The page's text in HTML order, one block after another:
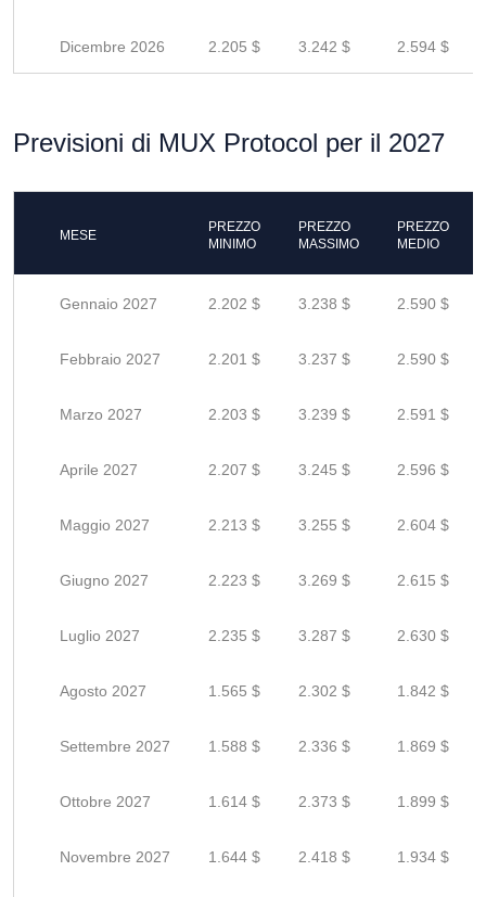
Dicembre 2026 2.205 $ 3.242 $ 2.594 $
Previsioni di MUX Protocol per il 2027
MESE
PREZZO
MINIMO
PREZZO
MASSIMO
PREZZO
MEDIO
Gennaio 2027 2.202 $ 3.238 $ 2.590 $
Febbraio 2027 2.201 $ 3.237 $ 2.590 $
Marzo 2027 2.203 $ 3.239 $ 2.591 $
Aprile 2027 2.207 $ 3.245 $ 2.596 $
Maggio 2027 2.213 $ 3.255 $ 2.604 $
Giugno 2027 2.223 $ 3.269 $ 2.615 $
Luglio 2027 2.235 $ 3.287 $ 2.630 $
Agosto 2027 1.565 $ 2.302 $ 1.842 $
Settembre 2027 1.588 $ 2.336 $ 1.869 $
Ottobre 2027 1.614 $ 2.373 $ 1.899 $
Novembre 2027 1.644 $ 2.418 $ 1.934 $